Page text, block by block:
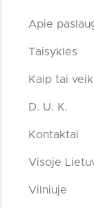
Apie
Taisyklės
Kaip tai
D. U. K.
Kontaktai
Visoje
Vilniuje